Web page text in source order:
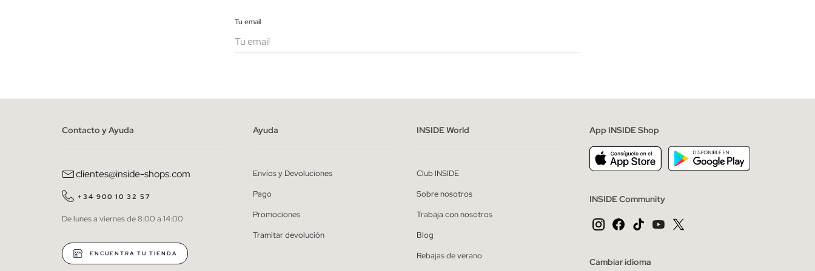
Tu email
* Puedes cancelar la suscripción en cualquier momento.
Contacto y Ayuda
clientes@inside-shops.com
+34 900 10 32 57
De lunes a viernes de 8:00 a 14:00.
ENCUENTRA TU TIENDA
Ayuda
Envíos y Devoluciones
Pago
Promociones
Tramitar devolución
INSIDE World
Club INSIDE
Sobre nosotros
Trabaja con nosotros
Blog
Rebajas de verano
App INSIDE Shop
INSIDE Community
Cambiar idioma